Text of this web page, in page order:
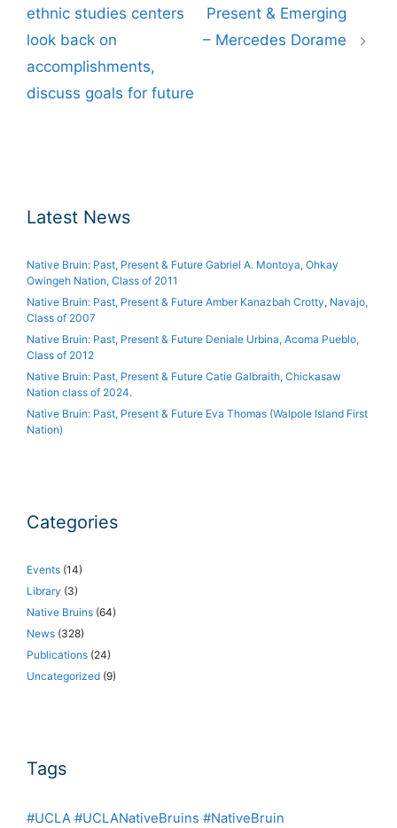
navigation
ethnic studies centers
look back on
accomplishments,
discuss goals for future
Present & Emerging
– Mercedes Dorame
Latest News
Native Bruin: Past, Present & Future Gabriel A. Montoya, Ohkay
Owingeh Nation, Class of 2011
Native Bruin: Past, Present & Future Amber Kanazbah Crotty, Navajo,
Class of 2007
Native Bruin: Past, Present & Future Deniale Urbina, Acoma Pueblo,
Class of 2012
Native Bruin: Past, Present & Future Catie Galbraith, Chickasaw
Nation class of 2024.
Native Bruin: Past, Present & Future Eva Thomas (Walpole Island First
Nation)
Categories
Events (14)
Library (3)
Native Bruins (64)
News (328)
Publications (24)
Uncategorized (9)
Tags
#UCLA #UCLANativeBruins #NativeBruin